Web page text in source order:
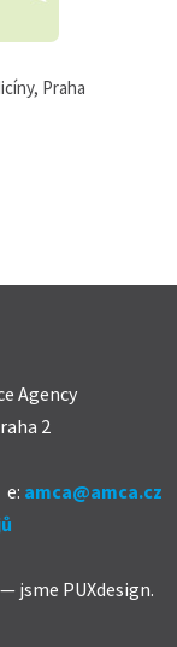
Praha
Agency
2
e: amca@amca.cz
jsme PUXdesign.